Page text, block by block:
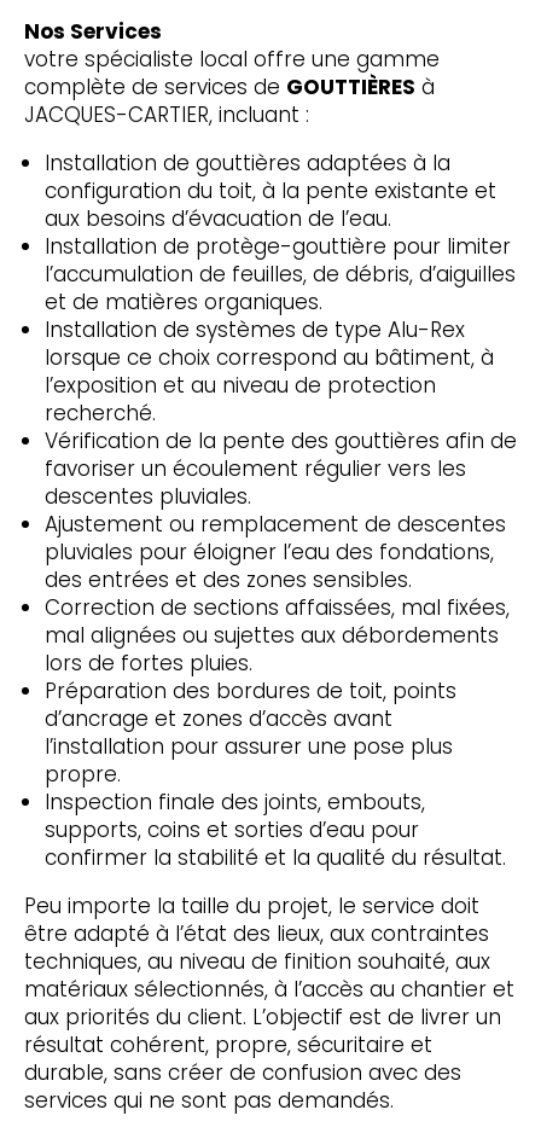
Nos Services
votre spécialiste local offre une gamme
complète de services de GOUTTIÈRES à
JACQUES-CARTIER, incluant :
Installation de gouttières adaptées à la
configuration du toit, à la pente existante et
aux besoins d’évacuation de l’eau.
Installation de protège-gouttière pour limiter
l’accumulation de feuilles, de débris, d’aiguilles
et de matières organiques.
Installation de systèmes de type Alu-Rex
lorsque ce choix correspond au bâtiment, à
l’exposition et au niveau de protection
recherché.
Vérification de la pente des gouttières afin de
favoriser un écoulement régulier vers les
descentes pluviales.
Ajustement ou remplacement de descentes
pluviales pour éloigner l’eau des fondations,
des entrées et des zones sensibles.
Correction de sections affaissées, mal fixées,
mal alignées ou sujettes aux débordements
lors de fortes pluies.
Préparation des bordures de toit, points
d’ancrage et zones d’accès avant
l’installation pour assurer une pose plus
propre.
Inspection finale des joints, embouts,
supports, coins et sorties d’eau pour
confirmer la stabilité et la qualité du résultat.
Peu importe la taille du projet, le service doit
être adapté à l’état des lieux, aux contraintes
techniques, au niveau de finition souhaité, aux
matériaux sélectionnés, à l’accès au chantier et
aux priorités du client. L’objectif est de livrer un
résultat cohérent, propre, sécuritaire et
durable, sans créer de confusion avec des
services qui ne sont pas demandés.